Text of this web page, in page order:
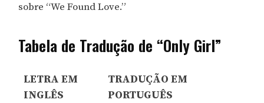
sobre “We Found Love.”
Tabela de Tradução de “Only Girl”
LETRA EM
INGLÊS
TRADUÇÃO EM
PORTUGUÊS